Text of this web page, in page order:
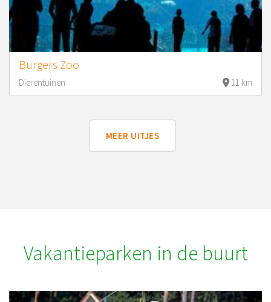
Burgers Zoo
Dierentuinen 11 km
MEER UITJES
Vakantieparken in de buurt